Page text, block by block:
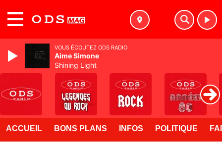
ACCUEIL BONS PLANS INFOS POLITIQUE
VOUS ÉCOUTEZ ODS RADIO
Aime Simone
Shining Light